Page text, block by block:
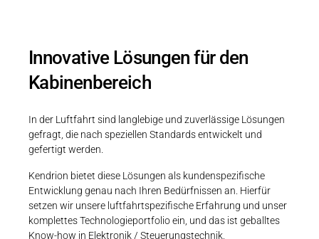
Innovative Lösungen für den
Kabinenbereich
In der Luftfahrt sind langlebige und zuverlässige Lösungen
gefragt, die nach speziellen Standards entwickelt und
gefertigt werden.
Kendrion bietet diese Lösungen als kundenspezifische
Entwicklung genau nach Ihren Bedürfnissen an. Hierfür
setzen wir unsere luftfahrtspezifische Erfahrung und unser
komplettes Technologieportfolio ein, und das ist geballtes
Know-how in Elektronik / Steuerungstechnik,